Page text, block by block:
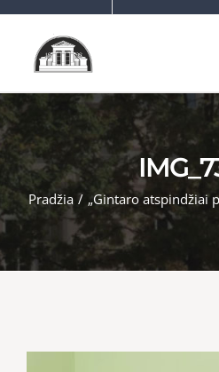
Pradžia / „Gintaro atspindžiai